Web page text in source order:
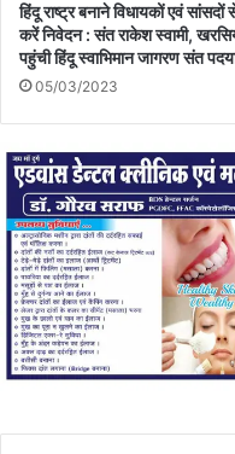
हिंदू राष्ट्र बनाने विधायकों एवं सांसदों
करें निवेदन : संत राकेश स्वामी,
पहुंची हिंदू स्वाभिमान जागरण संत
05/03/2023